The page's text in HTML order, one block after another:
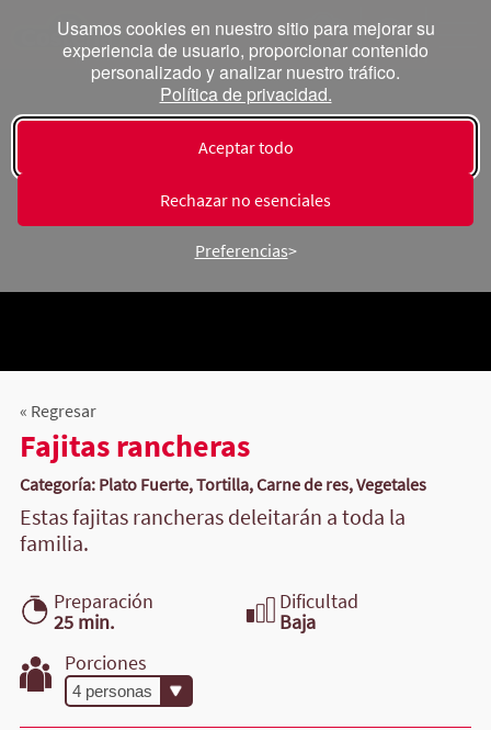
Usamos cookies en nuestro sitio para mejorar su
experiencia de usuario, proporcionar contenido
personalizado y analizar nuestro tráfico.
Política de privacidad.
Aceptar todo
Rechazar no esenciales
Preferencias
« Regresar
Fajitas rancheras
Categoría: Plato Fuerte, Tortilla, Carne de res, Vegetales
Estas fajitas rancheras deleitarán a toda la
familia.
Preparación
25 min.
Dificultad
Baja
Porciones